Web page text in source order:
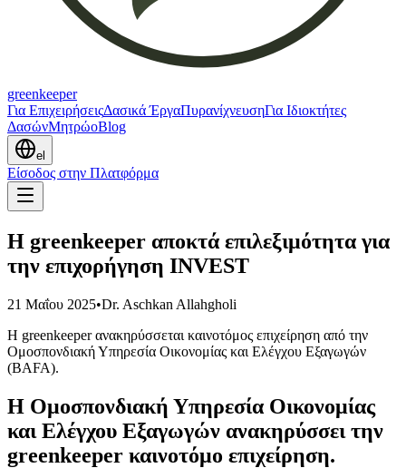
greenkeeper
Για ΕπιχειρήσειςΔασικά ΈργαΠυρανίχνευσηΓια Ιδιοκτήτες
ΔασώνΜητρώοBlog
el
Είσοδος στην Πλατφόρμα
Η greenkeeper αποκτά επιλεξιμότητα για
την επιχορήγηση INVEST
21 Μαΐου 2025•Dr. Aschkan Allahgholi
Η greenkeeper ανακηρύσσεται καινοτόμος επιχείρηση από την
Ομοσπονδιακή Υπηρεσία Οικονομίας και Ελέγχου Εξαγωγών
(BAFA).
Η Ομοσπονδιακή Υπηρεσία Οικονομίας
και Ελέγχου Εξαγωγών ανακηρύσσει την
greenkeeper καινοτόμο επιχείρηση.